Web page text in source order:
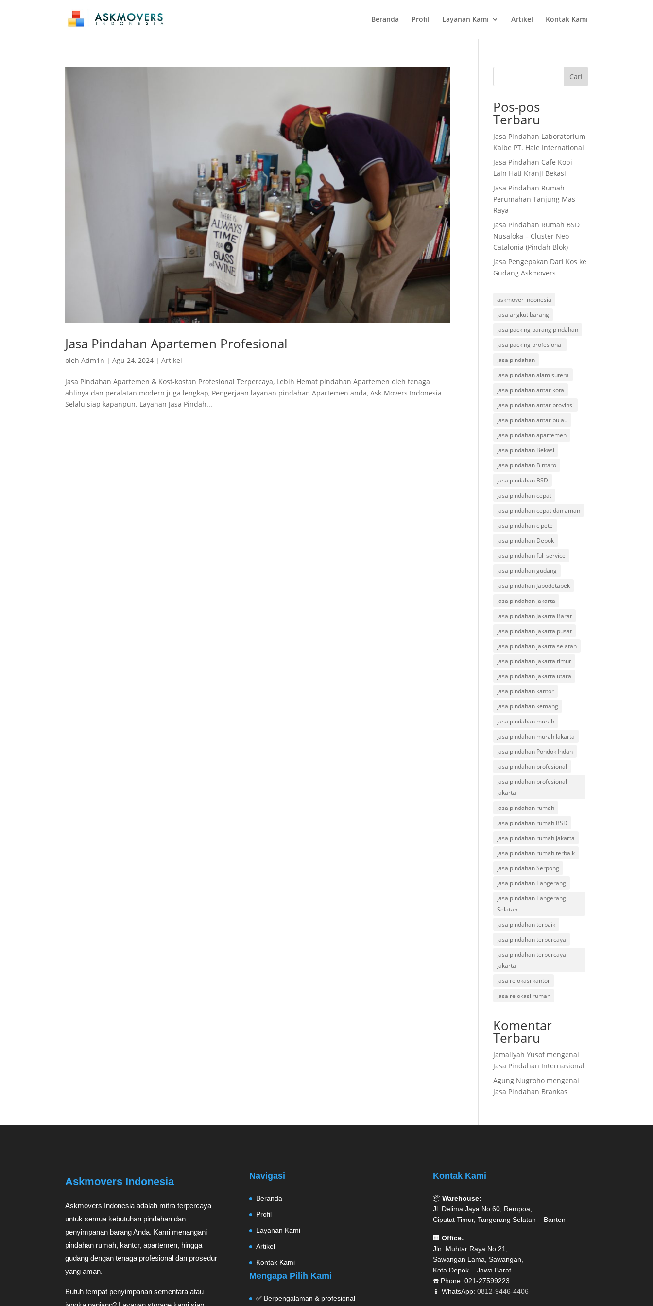
Beranda Profil Layanan Kami Artikel Kontak Kami
Jasa Pindahan Apartemen Profesional
olehAdm1n |Agu 24, 2024 |Artikel
Jasa Pindahan Apartemen & Kost-kostan Profesional Terpercaya, Lebih Hemat pindahan Apartemen oleh tenaga
ahlinya dan peralatan modern juga lengkap, Pengerjaan layanan pindahan Apartemen anda, Ask-Movers Indonesia
Selalu siap kapanpun. Layanan Jasa Pindah...
Cari
Pos-pos
Terbaru
Jasa Pindahan Laboratorium
Kalbe PT. Hale International
Jasa Pindahan Cafe Kopi
Lain Hati Kranji Bekasi
Jasa Pindahan Rumah
Perumahan Tanjung Mas
Raya
Jasa Pindahan Rumah BSD
Nusaloka – Cluster Neo
Catalonia (Pindah Blok)
Jasa Pengepakan Dari Kos ke
Gudang Askmovers
askmover indonesia
jasa angkut barang
jasa packing barang pindahan
jasa packing profesional
jasa pindahan
jasa pindahan alam sutera
jasa pindahan antar kota
jasa pindahan antar provinsi
jasa pindahan antar pulau
jasa pindahan apartemen
jasa pindahan Bekasi
jasa pindahan Bintaro
jasa pindahan BSD
jasa pindahan cepat
jasa pindahan cepat dan aman
jasa pindahan cipete
jasa pindahan Depok
jasa pindahan full service
jasa pindahan gudang
jasa pindahan Jabodetabek
jasa pindahan jakarta
jasa pindahan Jakarta Barat
jasa pindahan jakarta pusat
jasa pindahan jakarta selatan
jasa pindahan jakarta timur
jasa pindahan jakarta utara
jasa pindahan kantor
jasa pindahan kemang
jasa pindahan murah
jasa pindahan murah Jakarta
jasa pindahan Pondok Indah
jasa pindahan profesional
jasa pindahan profesional
jakarta
jasa pindahan rumah
jasa pindahan rumah BSD
jasa pindahan rumah Jakarta
jasa pindahan rumah terbaik
jasa pindahan Serpong
jasa pindahan Tangerang
jasa pindahan Tangerang
Selatan
jasa pindahan terbaik
jasa pindahan terpercaya
jasa pindahan terpercaya
Jakarta
jasa relokasi kantor
jasa relokasi rumah
Komentar
Terbaru
Jamaliyah Yusofmengenai
Jasa Pindahan Internasional
Agung Nugroho mengenai
Jasa Pindahan Brankas
Askmovers Indonesia
Askmovers Indonesia adalah mitra terpercaya
untuk semua kebutuhan pindahan dan
penyimpanan barang Anda. Kami menangani
pindahan rumah, kantor, apartemen, hingga
gudang dengan tenaga profesional dan prosedur
yang aman.
Butuh tempat penyimpanan sementara atau
Navigasi
Beranda
Profil
Layanan Kami
Artikel
Kontak Kami
Mengapa Pilih Kami
✅ Berpengalaman & profesional
Kontak Kami
📦 Warehouse:
Jl. Delima Jaya No.60, Rempoa,
Ciputat Timur, Tangerang Selatan – Banten
🏢 Office:
Jln. Muhtar Raya No.21,
Sawangan Lama, Sawangan,
Kota Depok – Jawa Barat
☎️ Phone: 021-27599223
📱 WhatsApp: 0812-9446-4406